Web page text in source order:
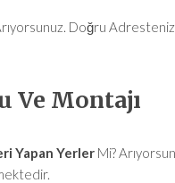
Doğru
Ve Montajı
Yapan YerlerMi?